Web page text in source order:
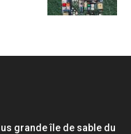
grande île de sable du